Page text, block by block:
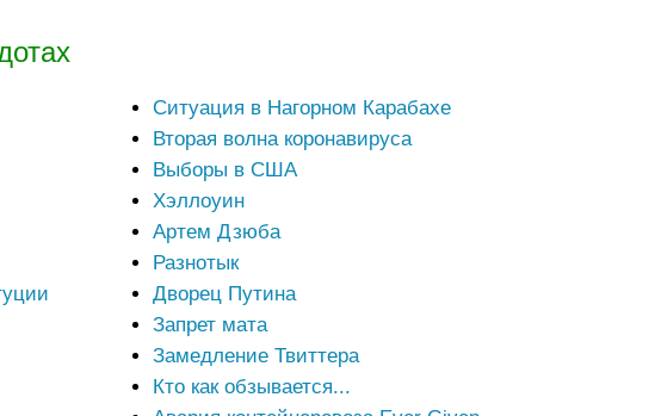
Ситуация в Нагорном Карабахе
Вторая волна коронавируса
Выборы в США
Хэллоуин
Артем Дзюба
Разнотык
Дворец Путина
Запрет мата
Замедление Твиттера
Кто как обзывается...